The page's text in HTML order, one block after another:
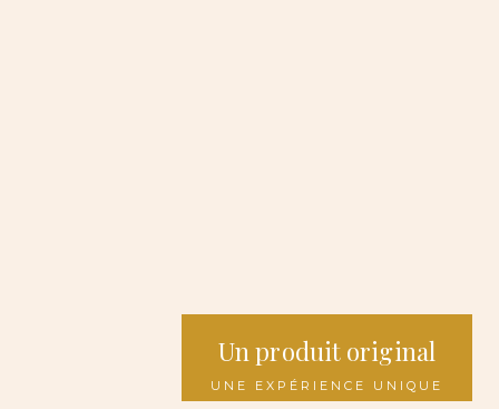
Un produit original
UNE EXPÉRIENCE UNIQUE